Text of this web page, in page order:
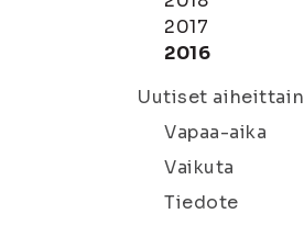
2017
2016
Uutiset aiheittain
Vapaa-aika
Vaikuta
Tiedote